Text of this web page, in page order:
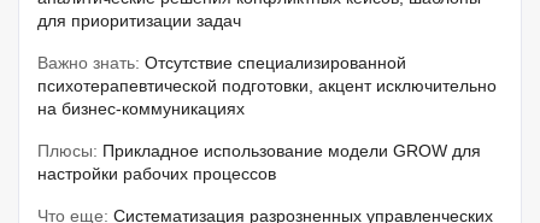
для приоритизации задач
Важно знать: Отсутствие специализированной
психотерапевтической подготовки, акцент исключительно
на бизнес-коммуникациях
Плюсы: Прикладное использование модели GROW для
настройки рабочих процессов
Что еще: Систематизация разрозненных управленческих